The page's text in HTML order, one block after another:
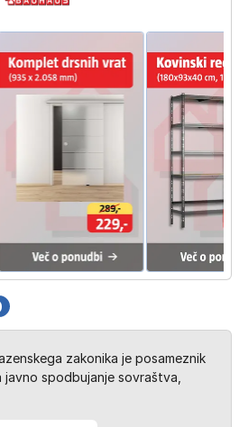
zakonika je posameznik
spodbujanje sovraštva,